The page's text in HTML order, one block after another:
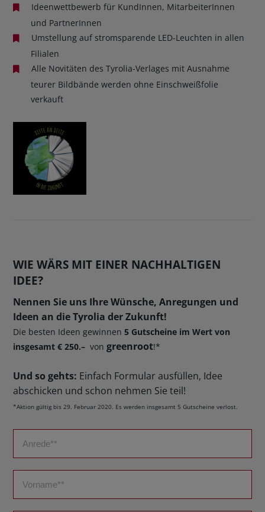
Ideenwettbewerb für KundInnen, MitarbeiterInnen
und PartnerInnen
Umstellung auf stromsparende LED-Leuchten in allen
Filialen
Alle Novitäten des Tyrolia-Verlages mit Ausnahme
teurer Bildbände werden ohne Einschweißfolie
verkauft
WIE WÄRS MIT EINER NACHHALTIGEN
IDEE?
Nennen Sie uns Ihre Wünsche, Anregungen und
Ideen an die Tyrolia der Zukunft!
Die besten Ideen gewinnen5 Gutscheine im Wert von
insgesamt € 250.– vongreenroot!*
Und so gehts: Einfach Formular ausfüllen, Idee
abschicken und schon nehmen Sie teil!
*Aktion gültig bis 29. Februar 2020. Es werden insgesamt 5 Gutscheine verlost.